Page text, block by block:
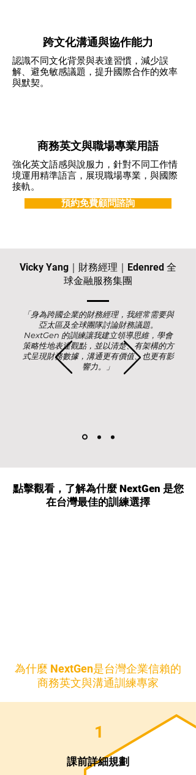
跨文化溝通與協作能力
認識不同文化背景與表達習慣，減少誤
解、避免敏感議題，提升國際合作的效率
與默契。
商務英文與職場專業用語
強化英文語感與說服力，針對不同工作情
境運用精準語言，展現職場專業，與國際
接軌。
預約免費顧問諮詢
Vicky Yang｜財務經理｜Edenred 全
球金融服務集團
「身為跨國企業的財務經理，我經常需要與
亞太區及全球團隊討論財務議題。
NextGen 的訓練讓我建立領導思維，學會
策略性地表達觀點，並以清楚、有架構的方
式呈現財務數據，溝通更有價值、也更有影
響力。」
點擊觀看，了解為什麼 NextGen 是您
在台灣最佳的訓練選擇
為什麼 NextGen是台灣企業信賴的
商務英文與溝通訓練專家
1
課前詳細規劃